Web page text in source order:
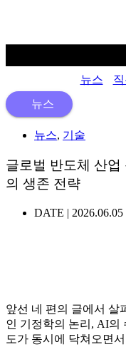
뉴스
뉴스
뉴스, 기술
글로벌 반도체 산업
의 생존 전략
DATE | 2026.06.05
앞선 네 편의 글에서 살
인 기정학의 논리, AI의
도가 동시에 닥쳐오면